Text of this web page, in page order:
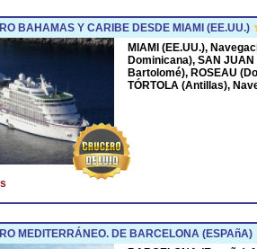
BAHAMAS Y CARIBE DESDE MIAMI (EE.UU.)
MIAMI (EE.UU.),
Dominicana), SAN JUAN
Bartolomé), ROSEAU
TÓRTOLA (Antillas),
MEDITERRÁNEO. DE BARCELONA (ESPAñA)